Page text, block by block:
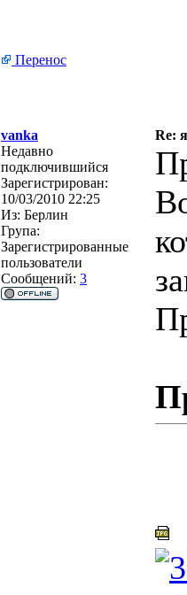
Перенос
vanka
Re:
Недавно
подключившийся
Зарегистрирован:
10/03/2010 22:25
Из: Берлин
Група:
Зарегистрированные
пользователи
Сообщений: 3